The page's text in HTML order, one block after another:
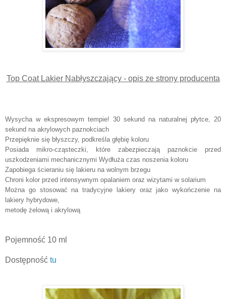
Top Coat Lakier Nabłyszczający - opis ze strony producenta
Wysycha w ekspresowym tempie! 30 sekund na naturalnej płytce, 20
sekund na akrylowych paznokciach
Przepięknie się błyszczy, podkreśla głębię koloru
Posiada mikro-cząsteczki, które zabezpieczają paznokcie przed
uszkodzeniami mechanicznymi Wydłuża czas noszenia koloru
Zapobiega ścieraniu się lakieru na wolnym brzegu
Chroni kolor przed intensywnym opalaniem oraz wizytami w solarium
Można go stosować na tradycyjne lakiery oraz jako wykończenie na
lakiery hybrydowe,
metodę żelową i akrylową
Pojemność 10 ml
Dostępność tu